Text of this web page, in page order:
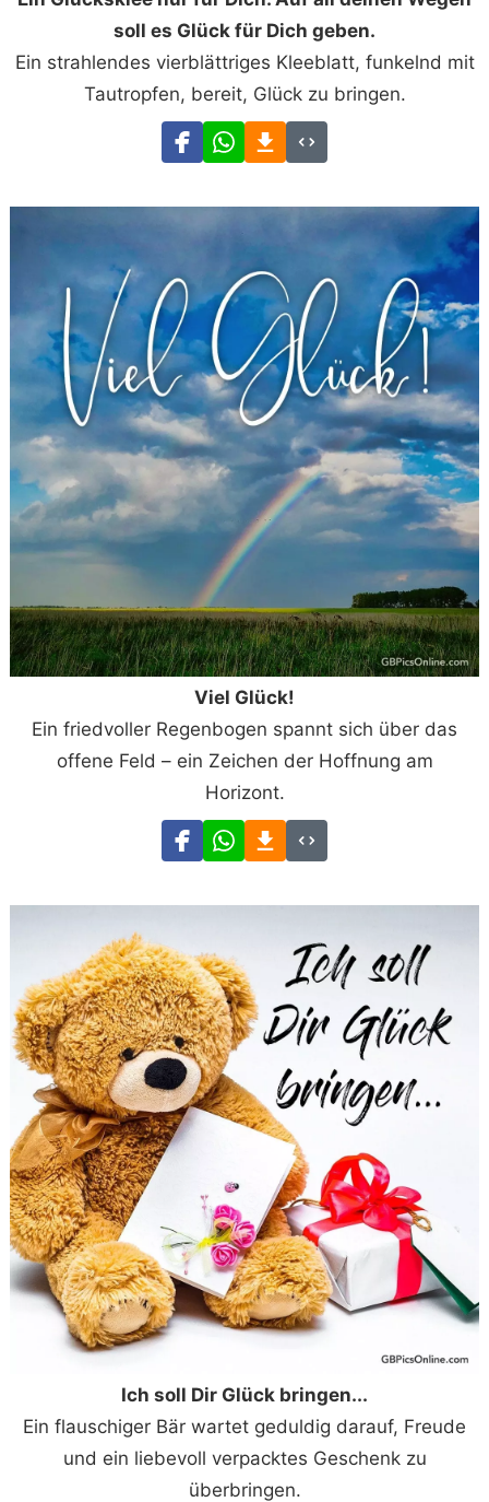
soll es Glück für Dich geben.
Ein strahlendes vierblättriges Kleeblatt, funkelnd mit
Tautropfen, bereit, Glück zu bringen.
Viel Glück!
Ein friedvoller Regenbogen spannt sich über das
offene Feld – ein Zeichen der Hoffnung am
Horizont.
Ich soll Dir Glück bringen...
Ein flauschiger Bär wartet geduldig darauf, Freude
und ein liebevoll verpacktes Geschenk zu
überbringen.